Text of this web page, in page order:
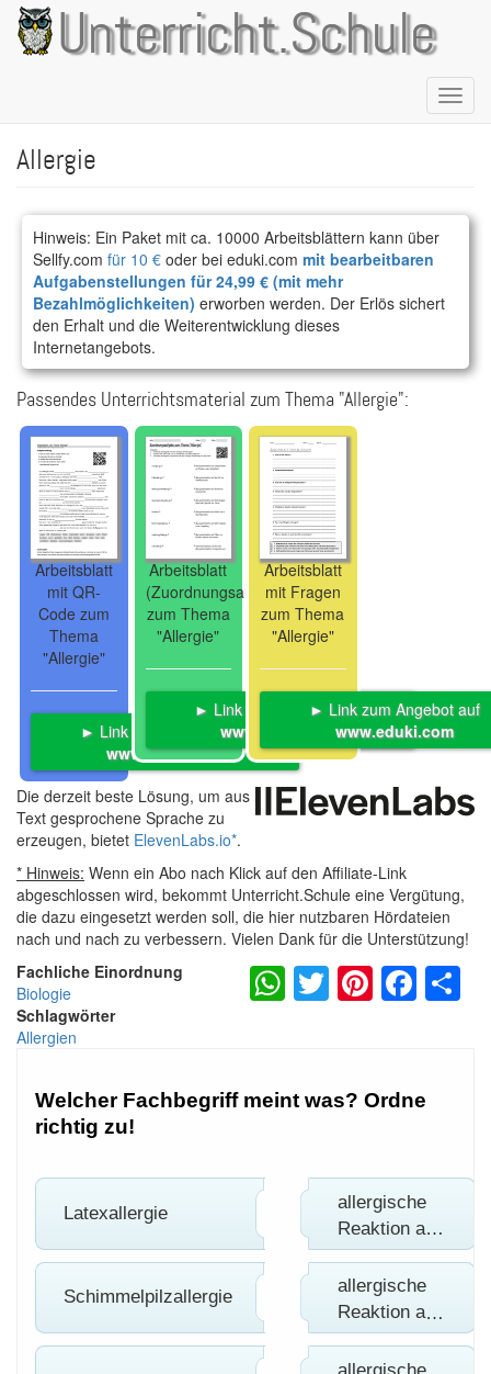
Direkt
zum
Inhalt
Unterricht.Schule
Allergie
Hinweis: Ein Paket mit ca. 10000 Arbeitsblättern kann über
Sellfy.com für 10 € oder bei eduki.com mit bearbeitbaren
Aufgabenstellungen für 24,99 € (mit mehr
Bezahlmöglichkeiten) erworben werden. Der Erlös sichert
den Erhalt und die Weiterentwicklung dieses
Internetangebots.
Passendes Unterrichtsmaterial zum Thema "Allergie":
Arbeitsblatt
mit QR-
Code zum
Thema
"Allergie"
► Link zum Angebot auf
www.eduki.com
Arbeitsblatt
(Zuordnungsaufgabe)
zum Thema
"Allergie"
► Link zum Angebot auf
www.eduki.com
Arbeitsblatt
mit Fragen
zum Thema
"Allergie"
► Link zum Angebot auf
www.eduki.com
Die derzeit beste Lösung, um aus
Text gesprochene Sprache zu
erzeugen, bietet ElevenLabs.io*.
* Hinweis: Wenn ein Abo nach Klick auf den Affiliate-Link
abgeschlossen wird, bekommt Unterricht.Schule eine Vergütung,
die dazu eingesetzt werden soll, die hier nutzbaren Hördateien
nach und nach zu verbessern. Vielen Dank für die Unterstützung!
Fachliche Einordnung
Biologie
Schlagwörter
Allergien
WhatsApp
Twitter